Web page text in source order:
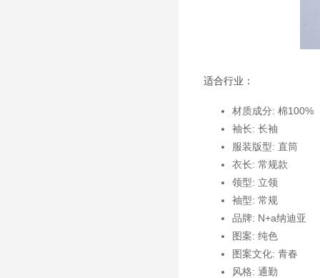
适合行业：
材质成分: 棉100%
袖长: 长袖
服装版型: 直筒
衣长: 常规款
领型: 立领
袖型: 常规
品牌: N+a纳迪亚
图案: 纯色
图案文化: 青春
风格: 通勤